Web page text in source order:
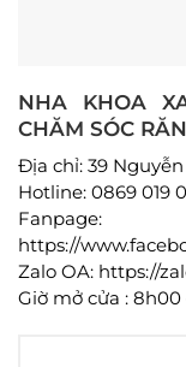
NHA KHOA
CHĂM SÓC
Địa chỉ: 39 Nguyễn
Hotline: 0869 019
Fanpage:
https://
Zalo OA: https://
Giờ mở cửa : 8h00